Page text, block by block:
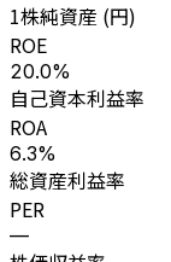
1株純資産 (円)
ROE
20.0%
自己資本利益率
ROA
6.3%
総資産利益率
PER
—